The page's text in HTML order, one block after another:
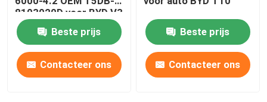
Auto AC-uitbreidingsklep
8103020D voor BYD V3
Beste prijs
Contacteer ons
Beste prijs
Contacteer ons